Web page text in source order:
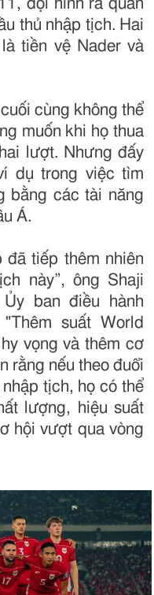
đội hình ra quân
thủ nhập tịch. Hai
tiền vệ Nader và
cùng không thể
muốn khi họ thua
lượt. Nhưng đấy
dụ trong việc tìm
bằng các tài năng
Á.
đã tiếp thêm nhiên
này”, ông Shaji
Ủy ban điều hành
suất World
vọng và thêm cơ
rằng nếu theo đuổi
tịch, họ có thể
lượng, hiệu suất
hội vượt qua vòng